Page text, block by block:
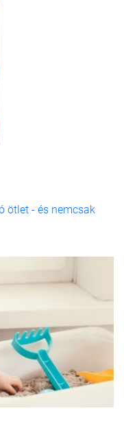
ötlet - és nemcsak